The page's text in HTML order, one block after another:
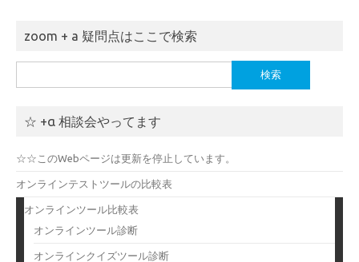
zoom + a 疑問点はここで検索
索:
☆ +α 相談会やってます
☆☆このWebページは更新を停止しています。
オンラインテストツールの比較表
オンラインツール比較表
オンラインツール診断
オンラインクイズツール診断